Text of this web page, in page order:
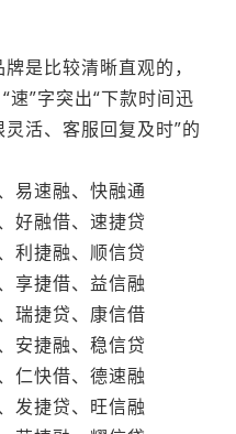
是比较清晰直观的，
速”字突出“下款时间迅
活、客服回复及时”的
易速融、快融通
好融借、速捷贷
利捷融、顺信贷
享捷借、益信融
瑞捷贷、康信借
安捷融、稳信贷
仁快借、德速融
发捷贷、旺信融